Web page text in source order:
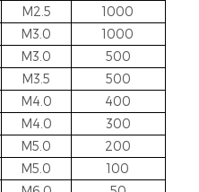
M2.5
1000
M3.0
1000
M3.0
500
M3.5
500
M4.0
400
M4.0
300
M5.0
200
M5.0
100